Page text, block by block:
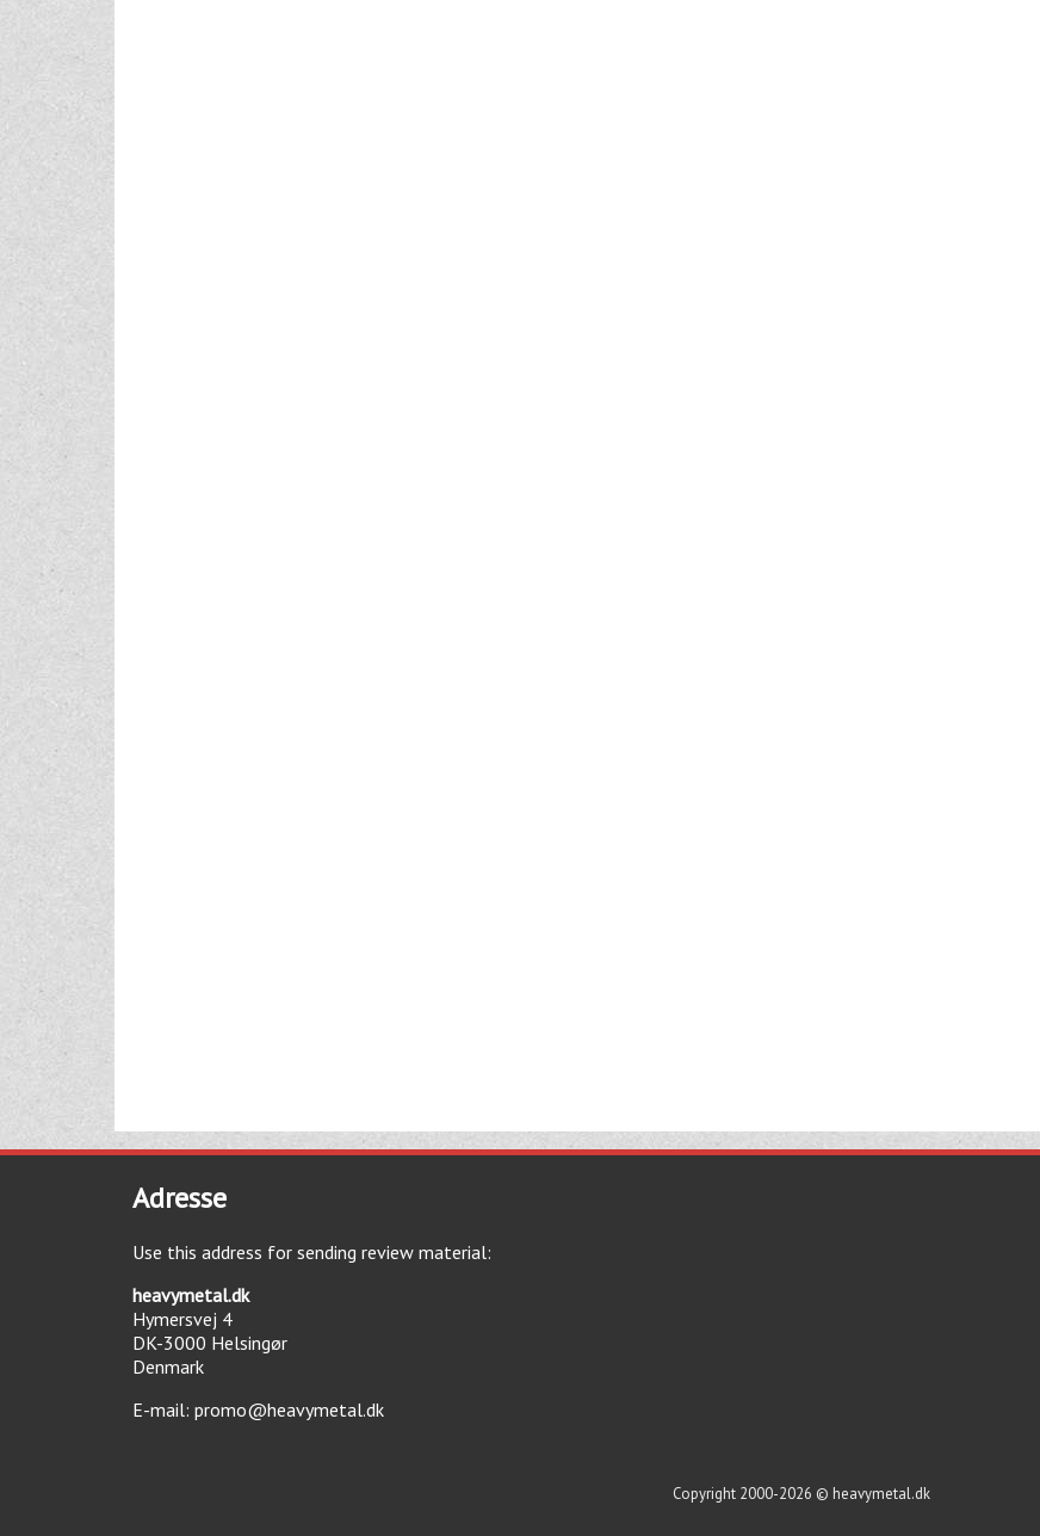
Adresse
Use this address for sending review material:
heavymetal.dk
Hymersvej 4
DK-3000 Helsingør
Denmark
E-mail: promo@heavymetal.dk
Copyright 2000-2026 © heavymetal.dk